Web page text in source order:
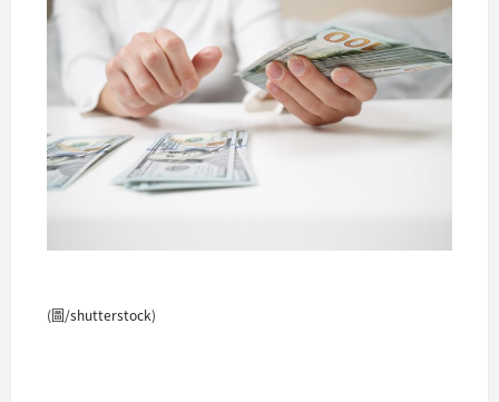
(圖/shutterstock)